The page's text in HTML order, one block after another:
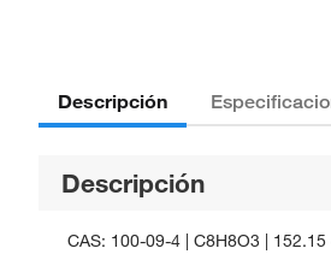
Descripción
Descripción
CAS: 100-09-4 | C8H8O3 |